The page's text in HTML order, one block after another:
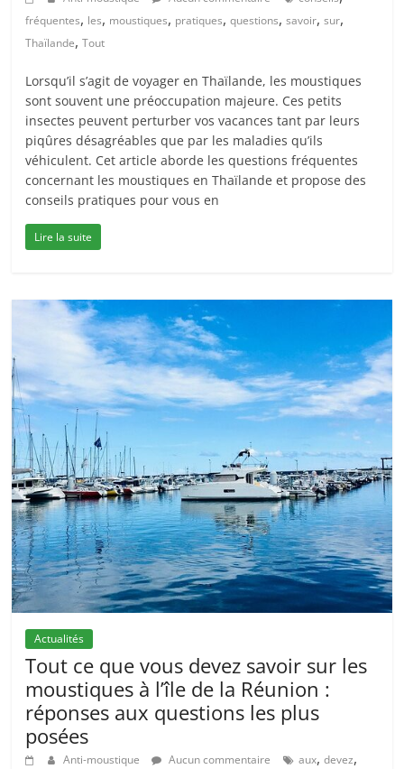
fréquentes, les, moustiques, pratiques,questions,savoir,sur,
Thaïlande,Tout
Lorsqu’il s’agit de voyager en Thaïlande, les moustiques
sont souvent une préoccupation majeure. Ces petits
insectes peuvent perturber vos vacances tant par leurs
piqûres désagréables que par les maladies qu’ils
véhiculent. Cet article aborde les questions fréquentes
concernant les moustiques en Thaïlande et propose des
conseils pratiques pour vous en
Lire la suite
Actualités
Tout ce que vous devez savoir sur les
moustiques à l’île de la Réunion :
réponses aux questions les plus
posées
Anti-moustique Aucun commentaire aux,devez,